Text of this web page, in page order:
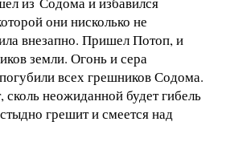
они нисколько не
внезапно. Пришел Потоп, и
земли. Огонь и сера
всех грешников Содома.
сколь неожиданной будет гибель
грешит и смеется над